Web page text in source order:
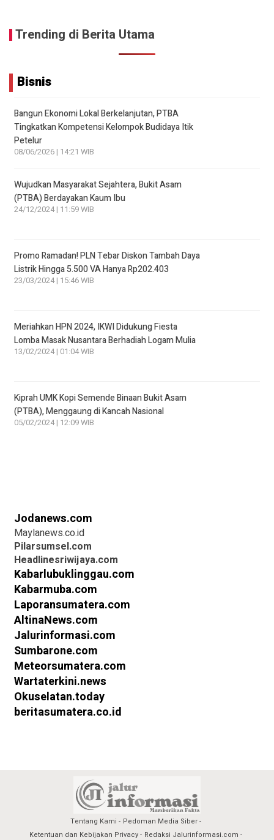
Trending di Berita Utama
Bisnis
Bangun Ekonomi Lokal Berkelanjutan, PTBA
Tingkatkan Kompetensi Kelompok Budidaya Itik
Petelur
08/06/2026 | 14:21 WIB
Wujudkan Masyarakat Sejahtera, Bukit Asam
(PTBA) Berdayakan Kaum Ibu
24/12/2024 | 11:59 WIB
Promo Ramadan! PLN Tebar Diskon Tambah Daya
Listrik Hingga 5.500 VA Hanya Rp202.403
23/03/2024 | 15:46 WIB
Meriahkan HPN 2024, IKWI Didukung Fiesta
Lomba Masak Nusantara Berhadiah Logam Mulia
13/02/2024 | 01:04 WIB
Kiprah UMK Kopi Semende Binaan Bukit Asam
(PTBA), Menggaung di Kancah Nasional
05/02/2024 | 12:09 WIB
Jodanews.com
Maylanews.co.id
Pilarsumsel.com
Headlinesriwijaya.com
Kabarlubuklinggau.com
Kabarmuba.com
Laporansumatera.com
AltinaNews.com
Jalurinformasi.com
Sumbarone.com
Meteorsumatera.com
Wartaterkini.news
Okuselatan.today
beritasumatera.co.id
Tentang Kami
Pedoman Media Siber
Ketentuan dan Kebijakan Privacy
Redaksi Jalurinformasi.com